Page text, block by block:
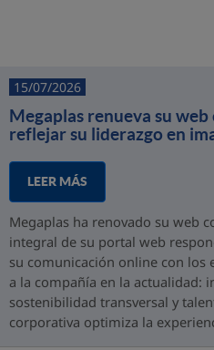
15/07/2026
Megaplas renueva su
reflejar su liderazgo en
LEER MÁS
Megaplas ha renovado su web
integral de su portal web
su comunicación online con los
a la compañía en la actualidad:
sostenibilidad transversal y
corporativa optimiza la